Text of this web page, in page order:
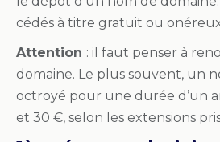
cédés à titre gratuit ou
Attention : il faut penser à
domaine. Le plus souvent, un
octroyé pour une durée d’un
et 30 €, selon les extensions